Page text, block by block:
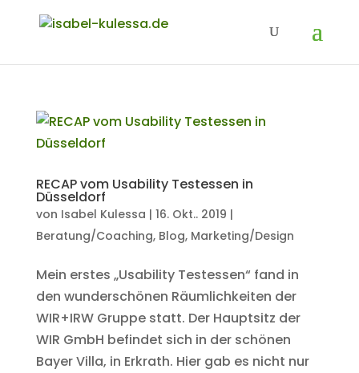
RECAP vom Usability Testessen in
Düsseldorf
von Isabel Kulessa | 16. Okt.. 2019 |
Beratung/Coaching, Blog, Marketing/Design
Mein erstes „Usability Testessen“ fand in
den wunderschönen Räumlichkeiten der
WIR+IRW Gruppe statt. Der Hauptsitz der
WIR GmbH befindet sich in der schönen
Bayer Villa, in Erkrath. Hier gab es nicht nur